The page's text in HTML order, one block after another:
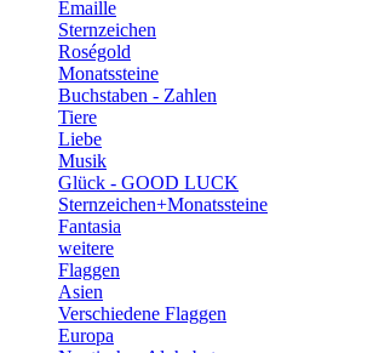
Emaille
Sternzeichen
Roségold
Monatssteine
Buchstaben - Zahlen
Tiere
Liebe
Musik
Glück - GOOD LUCK
Sternzeichen+Monatssteine
Fantasia
weitere
Flaggen
Asien
Verschiedene Flaggen
Europa